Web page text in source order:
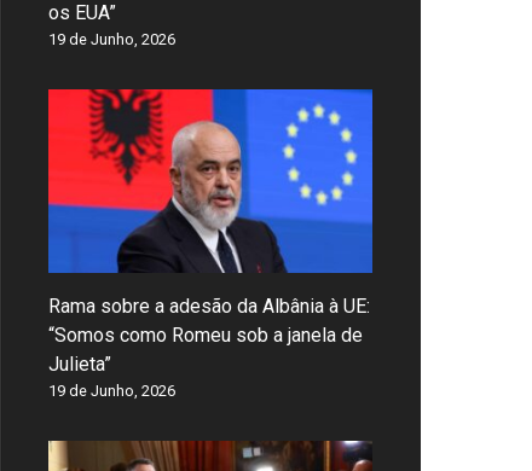
os EUA”
19 de Junho, 2026
Rama sobre a adesão da Albânia à UE:
“Somos como Romeu sob a janela de
Julieta”
19 de Junho, 2026